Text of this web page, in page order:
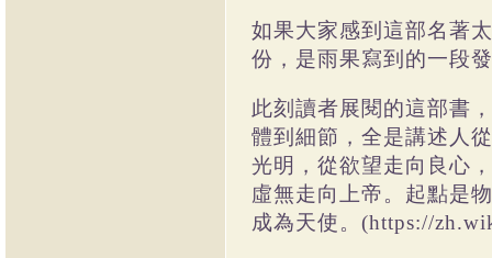
如果大家感到這部名著
份，是雨果寫到的一段
此刻讀者展閱的這部書
體到細節，全是講述人
光明，從欲望走向良心
虛無走向上帝。起點是
成為天使。 (https://